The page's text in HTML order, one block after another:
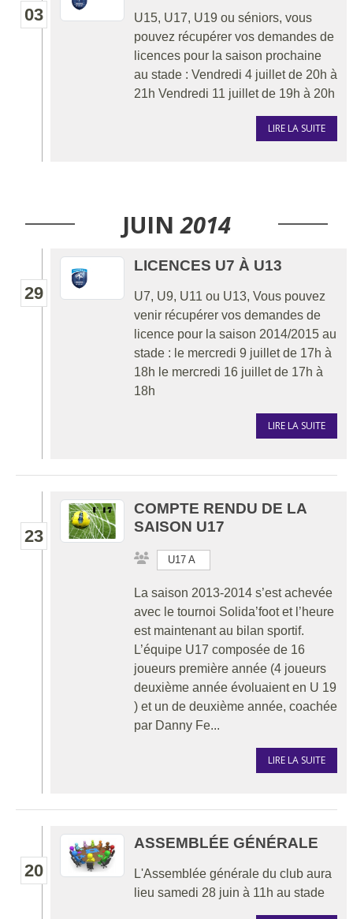
03
U15, U17, U19 ou séniors, vous
pouvez récupérer vos demandes de
licences pour la saison prochaine
au stade : Vendredi 4 juillet de 20h à
21h Vendredi 11 juillet de 19h à 20h
LIRE LA SUITE
JUIN 2014
29
LICENCES U7 À U13
U7, U9, U11 ou U13, Vous pouvez
venir récupérer vos demandes de
licence pour la saison 2014/2015 au
stade : le mercredi 9 juillet de 17h à
18h le mercredi 16 juillet de 17h à
18h
LIRE LA SUITE
23
COMPTE RENDU DE LA
SAISON U17
U17 A
La saison 2013-2014 s’est achevée
avec le tournoi Solida’foot et l’heure
est maintenant au bilan sportif.
L’équipe U17 composée de 16
joueurs première année (4 joueurs
deuxième année évoluaient en U 19
) et un de deuxième année, coachée
par Danny Fe...
LIRE LA SUITE
20
ASSEMBLÉE GÉNÉRALE
L'Assemblée générale du club aura
lieu samedi 28 juin à 11h au stade